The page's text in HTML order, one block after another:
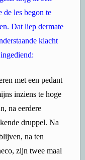
de les begon te
Dat liep dermate
klacht
met een pedant
inziens te hoge
na eerdere
druppel. Na
na ten
zijn twee maal